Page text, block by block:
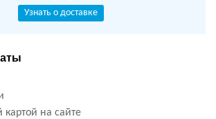
Узнать о доставке
картой на сайте